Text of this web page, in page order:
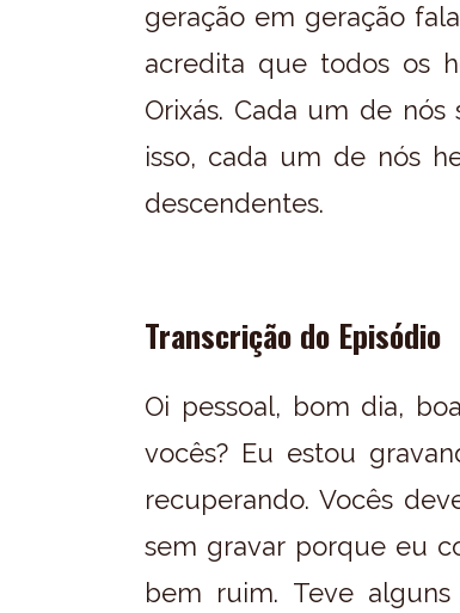
geração em geração
acredita que todos os
Orixás. Cada um de
isso, cada um de nós
descendentes.
Transcrição do Episódio
Oi pessoal, bom dia,
vocês? Eu estou
recuperando. Vocês
sem gravar porque eu
bem ruim. Teve